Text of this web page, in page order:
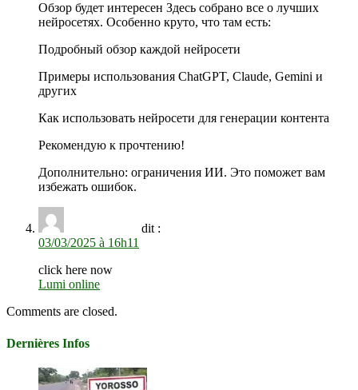
Обзор будет интересен Здесь собрано все о лучших
нейросетях. Особенно круто, что там есть:
Подробный обзор каждой нейросети
Примеры использования ChatGPT, Claude, Gemini и
других
Как использовать нейросети для генерации контента
Рекомендую к прочтению!
Дополнительно: ограничения ИИ. Это поможет вам
избежать ошибок.
dit :
03/03/2025 à 16h11
click here now
Lumi online
Comments are closed.
Dernières Infos